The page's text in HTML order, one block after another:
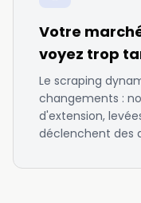
Votre
voyez trop
Le scraping
changements :
d'extension,
déclenchent des